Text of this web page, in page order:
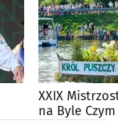
XXIX
na Byle Czym